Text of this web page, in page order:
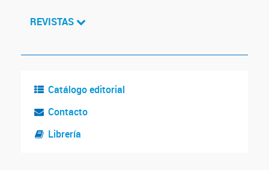
REVISTAS
Catálogo editorial
Contacto
Librería